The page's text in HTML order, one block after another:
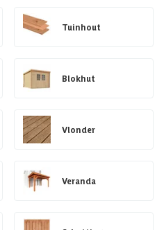
Tuinhout
Blokhut
Vlonder
Veranda